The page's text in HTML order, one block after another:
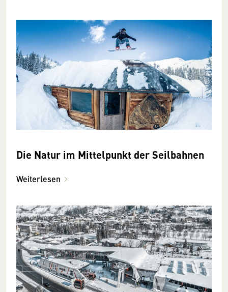
Die Natur im Mittelpunkt der Seilbahnen
Weiterlesen